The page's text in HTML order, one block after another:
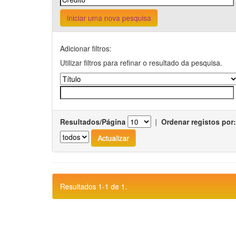
Iniciar uma nova pesquisa
Adicionar filtros:
Utilizar filtros para refinar o resultado da pesquisa.
Resultados/Página | Ordenar registos por:
Resultados 1-1 de 1.